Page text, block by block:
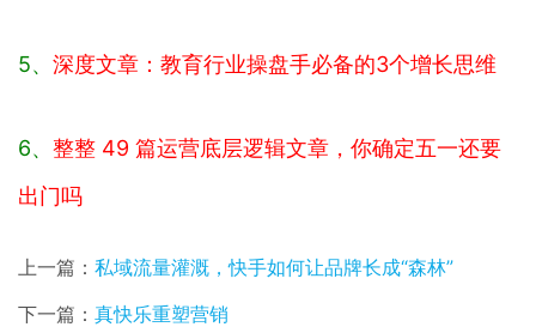
5、 深度文章：教育行业操盘手必备的3个增长思维
6、 整整 49 篇运营底层逻辑文章，你确定五一还要
出门吗
上一篇： 私域流量灌溉，快手如何让品牌长成“森林”
下一篇： 真快乐重塑营销